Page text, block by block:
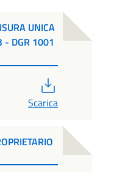
UNICA
- DGR 1001
Scarica